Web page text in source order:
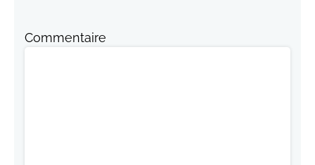
Commentaire